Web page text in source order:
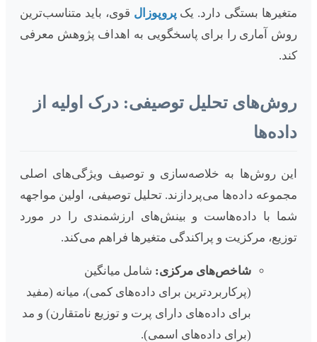
متغیرها بستگی دارد. یک پروپوزال قوی، باید متناسب‌ترین
روش آماری را برای پاسخگویی به اهداف پژوهش معرفی
کند.
روش‌های تحلیل توصیفی: درک اولیه از
داده‌ها
این روش‌ها به خلاصه‌سازی و توصیف ویژگی‌های اصلی
مجموعه داده‌ها می‌پردازند. تحلیل توصیفی، اولین مواجهه
شما با داده‌هاست و بینش‌های ارزشمندی را در مورد
توزیع، مرکزیت و پراکندگی متغیرها فراهم می‌کند.
شاخص‌های مرکزی: شامل میانگین
(پرکاربردترین برای داده‌های کمی)، میانه (مفید
برای داده‌های دارای پرت و توزیع نامتقارن) و مد
(برای داده‌های اسمی).